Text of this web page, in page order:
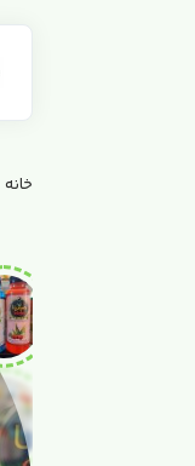
خانه